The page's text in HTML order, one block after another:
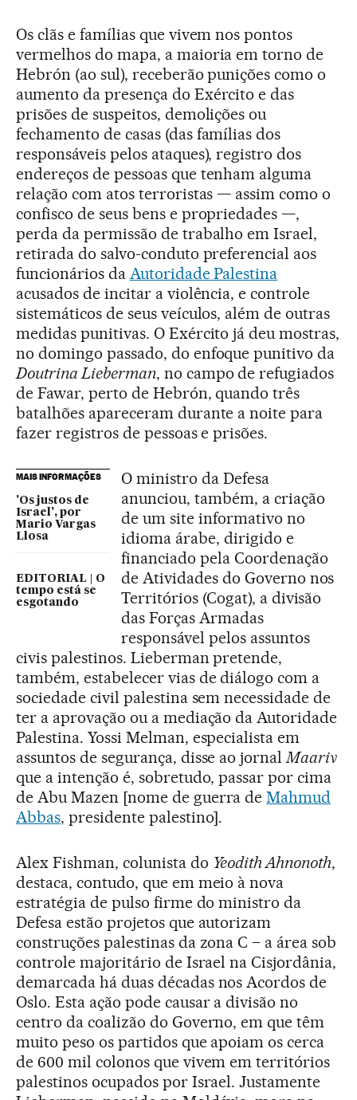
Os clãs e famílias que vivem nos pontos
vermelhos do mapa, a maioria em torno de
Hebrón (ao sul), receberão punições como o
aumento da presença do Exército e das
prisões de suspeitos, demolições ou
fechamento de casas (das famílias dos
responsáveis pelos ataques), registro dos
endereços de pessoas que tenham alguma
relação com atos terroristas — assim como o
confisco de seus bens e propriedades —,
perda da permissão de trabalho em Israel,
retirada do salvo-conduto preferencial aos
funcionários da Autoridade Palestina
acusados de incitar a violência, e controle
sistemáticos de seus veículos, além de outras
medidas punitivas. O Exército já deu mostras,
no domingo passado, do enfoque punitivo da
Doutrina Lieberman, no campo de refugiados
de Fawar, perto de Hebrón, quando três
batalhões apareceram durante a noite para
fazer registros de pessoas e prisões.
MAIS INFORMAÇÕES
'Os justos de
Israel', por
Mario Vargas
Llosa
EDITORIAL | O
tempo está se
esgotando
O ministro da Defesa
anunciou, também, a criação
de um site informativo no
idioma árabe, dirigido e
financiado pela Coordenação
de Atividades do Governo nos
Territórios (Cogat), a divisão
das Forças Armadas
responsável pelos assuntos
civis palestinos. Lieberman pretende,
também, estabelecer vias de diálogo com a
sociedade civil palestina sem necessidade de
ter a aprovação ou a mediação da Autoridade
Palestina. Yossi Melman, especialista em
assuntos de segurança, disse ao jornalMaariv
que a intenção é, sobretudo, passar por cima
de Abu Mazen [nome de guerra deMahmud
Abbas, presidente palestino].
Alex Fishman, colunista do Yeodith Ahnonoth,
destaca, contudo, que em meio à nova
estratégia de pulso firme do ministro da
Defesa estão projetos que autorizam
construções palestinas da zona C – a área sob
controle majoritário de Israel na Cisjordânia,
demarcada há duas décadas nos Acordos de
Oslo. Esta ação pode causar a divisão no
centro da coalizão do Governo, em que têm
muito peso os partidos que apoiam os cerca
de 600 mil colonos que vivem em territórios
palestinos ocupados por Israel. Justamente